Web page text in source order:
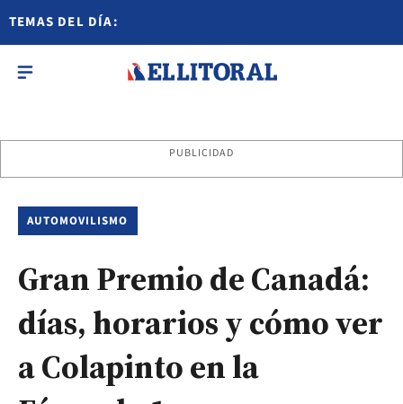
TEMAS DEL DÍA:
PUBLICIDAD
AUTOMOVILISMO
Gran Premio de Canadá:
días, horarios y cómo ver
a Colapinto en la